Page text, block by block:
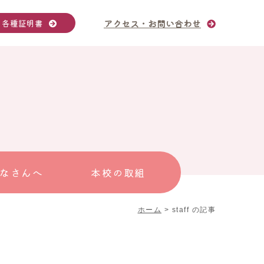
各種証明書 アクセス ・ お問い合わせ
さんへ 本校の取組
ホーム > staff の記事